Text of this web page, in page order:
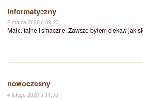
informatyczny
2 marca 2020 o 09:23
Małe, fajne i smaczne. Zawsze byłem ciekaw jak
nowoczesny
4 lutego 2020 o 11:55